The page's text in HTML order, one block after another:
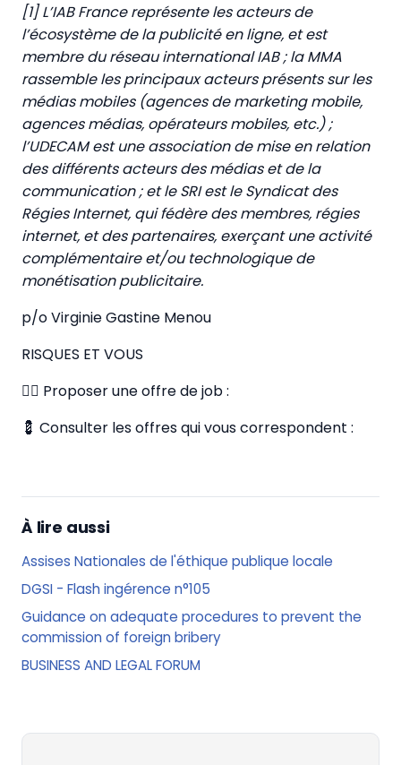
[1] L’IAB France représente les acteurs de
l’écosystème de la publicité en ligne, et est
membre du réseau international IAB ; la MMA
rassemble les principaux acteurs présents sur les
médias mobiles (agences de marketing mobile,
agences médias, opérateurs mobiles, etc.) ;
l’UDECAM est une association de mise en relation
des différents acteurs des médias et de la
communication ; et le SRI est le Syndicat des
Régies Internet, qui fédère des membres, régies
internet, et des partenaires, exerçant une activité
complémentaire et/ou technologique de
monétisation publicitaire.
p/o Virginie Gastine Menou
RISQUES ET VOUS
✍🏼 Proposer une offre de job :
💈 Consulter les offres qui vous correspondent :
À lire aussi
Assises Nationales de l'éthique publique locale
DGSI - Flash ingérence n°105
Guidance on adequate procedures to prevent the
commission of foreign bribery
BUSINESS AND LEGAL FORUM